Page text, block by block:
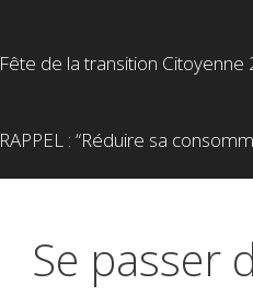
Fête de la transition Citoyenne
RAPPEL : “Réduire sa
Se passer